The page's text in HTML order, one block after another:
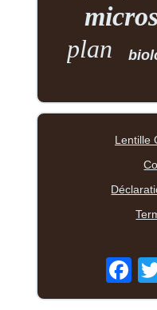
plan
Lentille